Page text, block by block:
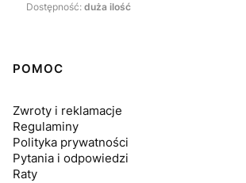
Dostępność: duża ilość
Linki w stopce
POMOC
Zwroty i reklamacje
Regulaminy
Polityka prywatności
Pytania i odpowiedzi
Raty